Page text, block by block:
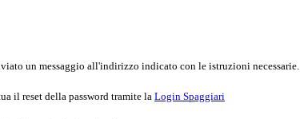
un messaggio all'indirizzo indicato con le istruzioni necessarie.
il reset della password tramite la Login Spaggiari